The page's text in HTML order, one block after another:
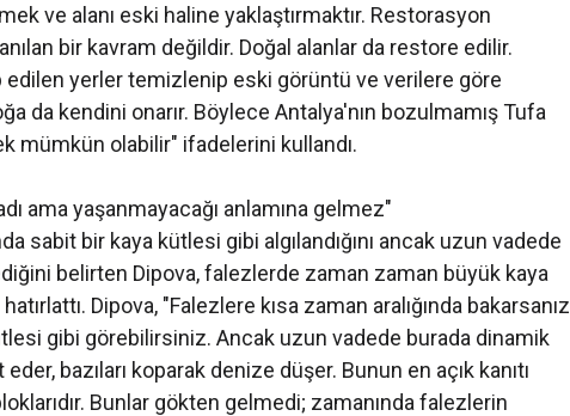
ve alanı eski haline yaklaştırmaktır. Restorasyon
bir kavram değildir. Doğal alanlar da restore edilir.
yerler temizlenip eski görüntü ve verilere göre
da kendini onarır. Böylece Antalya'nın bozulmamış Tufa
mümkün olabilir" ifadelerini kullandı.
ama yaşanmayacağı anlamına gelmez"
sabit bir kaya kütlesi gibi algılandığını ancak uzun vadede
belirten Dipova, falezlerde zaman zaman büyük kaya
Dipova, "Falezlere kısa zaman aralığında bakarsanız
gibi görebilirsiniz. Ancak uzun vadede burada dinamik
bazıları koparak denize düşer. Bunun en açık kanıtı
Bunlar gökten gelmedi; zamanında falezlerin